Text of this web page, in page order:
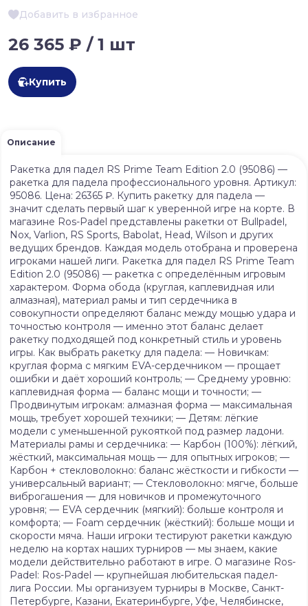
Добавить в избранное
26 365 ₽ / 1 шт
Купить
Описание
Ракетка для падел RS Prime Team Edition 2.0 (95086) —
ракетка для падела профессионального уровня. Артикул:
95086. Цена: 26365 ₽. Купить ракетку для падела —
значит сделать первый шаг к уверенной игре на корте. В
магазине Ros-Padel представлены ракетки от Bullpadel,
Nox, Varlion, RS Sports, Babolat, Head, Wilson и других
ведущих брендов. Каждая модель отобрана и проверена
игроками нашей лиги. Ракетка для падел RS Prime Team
Edition 2.0 (95086) — ракетка с определённым игровым
характером. Форма обода (круглая, каплевидная или
алмазная), материал рамы и тип сердечника в
совокупности определяют баланс между мощью удара и
точностью контроля — именно этот баланс делает
ракетку подходящей под конкретный стиль и уровень
игры. Как выбрать ракетку для падела: — Новичкам:
круглая форма с мягким EVA-сердечником — прощает
ошибки и даёт хороший контроль; — Среднему уровню:
каплевидная форма — баланс мощи и точности; —
Продвинутым игрокам: алмазная форма — максимальная
мощь, требует хорошей техники; — Детям: лёгкие
модели с уменьшенной рукояткой под размер ладони.
Материалы рамы и сердечника: — Карбон (100%): лёгкий,
жёсткий, максимальная мощь — для опытных игроков; —
Карбон + стекловолокно: баланс жёсткости и гибкости —
универсальный вариант; — Стекловолокно: мягче, больше
виброгашения — для новичков и промежуточного
уровня; — EVA сердечник (мягкий): больше контроля и
комфорта; — Foam сердечник (жёсткий): больше мощи и
скорости мяча. Наши игроки тестируют ракетки каждую
неделю на кортах наших турниров — мы знаем, какие
модели действительно работают в игре. О магазине Ros-
Padel: Ros-Padel — крупнейшая любительская падел-
лига России. Мы организуем турниры в Москве, Санкт-
Петербурге, Казани, Екатеринбурге, Уфе, Челябинске,